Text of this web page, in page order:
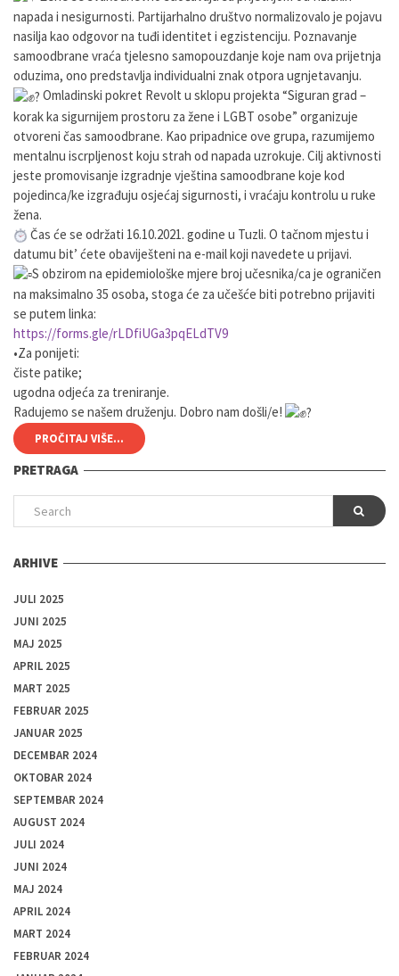
napada i nesigurnosti. Partijarhalno društvo normalizovalo je pojavu
nasilja kao odgovor na tuđi identitet i egzistenciju. Poznavanje
samoodbrane vraća tjelesno samopouzdanje koje nam ova prijetnja
oduzima, ono predstavlja individualni znak otpora ugnjetavanju.
Omladinski pokret Revolt u sklopu projekta “Siguran grad –
korak ka sigurnijem prostoru za žene i LGBT osobe” organizuje
otvoreni čas samoodbrane. Kao pripadnice ove grupa, razumijemo
mentalnu iscrpljenost koju strah od napada uzrokuje. Cilj aktivnosti
jeste promovisanje izgradnje vještina samoodbrane koje kod
pojedinca/ke izgrađuju osjećaj sigurnosti, i vraćaju kontrolu u ruke
žena.
Čas će se održati 16.10.2021. godine u Tuzli. O tačnom mjestu i
datumu bit’ ćete obaviješteni na e-mail koji navedete u prijavi.
S obzirom na epidemiološke mjere broj učesnika/ca je ograničen
na maksimalno 35 osoba, stoga će za učešće biti potrebno prijaviti
se putem linka:
https://forms.gle/rLDfiUGa3pqELdTV9
•Za ponijeti:
čiste patike;
ugodna odjeća za treniranje.
Radujemo se našem druženju. Dobro nam došli/e!
PROČITAJ VIŠE...
PRETRAGA
ARHIVE
JULI 2025
JUNI 2025
MAJ 2025
APRIL 2025
MART 2025
FEBRUAR 2025
JANUAR 2025
DECEMBAR 2024
OKTOBAR 2024
SEPTEMBAR 2024
AUGUST 2024
JULI 2024
JUNI 2024
MAJ 2024
APRIL 2024
MART 2024
FEBRUAR 2024